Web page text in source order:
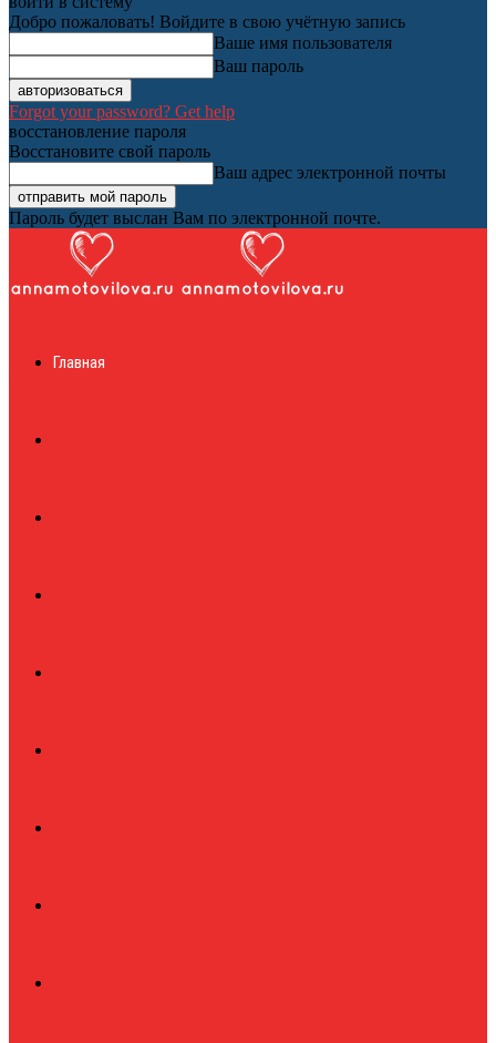
Добро пожаловать! Войдите в свою учётную запись
Ваше имя пользователя
Ваш пароль
Forgot your password? Get help
восстановление пароля
Восстановите свой пароль
Ваш адрес электронной почты
Пароль будет выслан Вам по электронной почте.
журналГлавная